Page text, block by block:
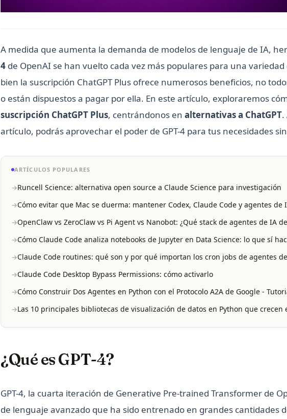
A medida que aumenta la demanda de modelos de lenguaje de IA,
4 de OpenAI se han vuelto cada vez más populares para una variedad
bien la suscripción ChatGPT Plus ofrece numerosos beneficios, no
o están dispuestos a pagar por ella. En este artículo, exploraremos
suscripción ChatGPT Plus, centrándonos en alternativas a ChatGPT.
artículo, podrás aprovechar el poder de GPT-4 para tus necesidades
ARTÍCULOS POPULARES
Runcell Science: alternativa open source a Claude Science para investigación
Cómo evitar que Mac se duerma: mantener Codex, Claude Code y agentes de
OpenClaw vs ZeroClaw vs Pi Agent vs Nanobot: ¿Qué stack de agentes de IA
Cómo Claude Code analiza notebooks de Jupyter en Data Science: lo que sí
Claude Code routines: qué son y por qué importan los cron jobs de agentes
Claude Code Desktop Bypass Permissions: cómo activarlo
Cómo Construir Dos Agentes en Python con el Protocolo A2A de Google -
Las 10 principales bibliotecas de visualización de datos en Python que crecen
¿Qué es GPT-4?
GPT-4, la cuarta iteración de Generative Pre-trained Transformer de
de lenguaje avanzado que ha sido entrenado en grandes cantidades